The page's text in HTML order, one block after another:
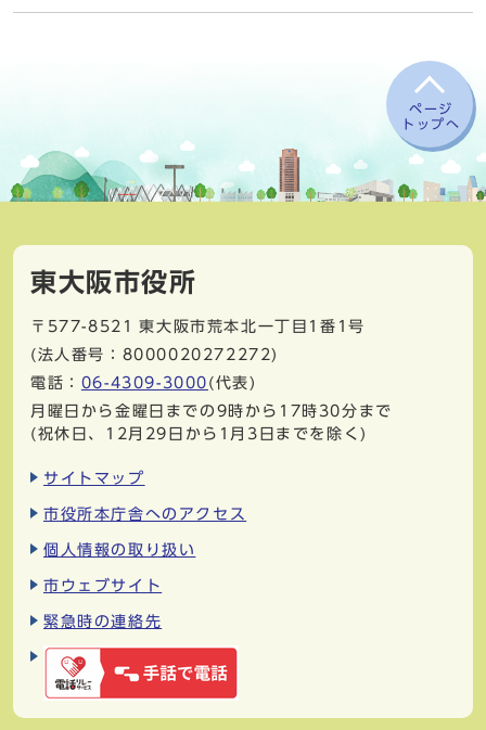
ページ
トップへ
東大阪市役所
〒577-8521
東大阪市荒本北一丁目1番1号
(法人番号：8000020272272)
電話： 06-4309-3000 (代表)
月曜日から金曜日までの9時から17時30分まで
(祝休日、12月29日から1月3日までを除く)
サイトマップ
市役所本庁舎へのアクセス
個人情報の取り扱い
市ウェブサイト
緊急時の連絡先